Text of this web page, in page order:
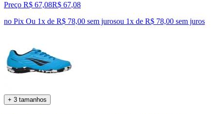
Preço R$ 67,08R$ 67,08
no Pix Ou 1x de R$ 78,00 sem jurosou 1x de R$ 78,00 sem juros
+ 3 tamanhos